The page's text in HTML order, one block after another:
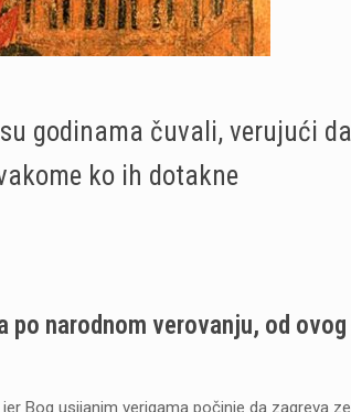
godinama čuvali, verujući
ko ih dotakne
po narodnom verovanju, od ovog
jer Bog usijanim verigama počinje da zagreva